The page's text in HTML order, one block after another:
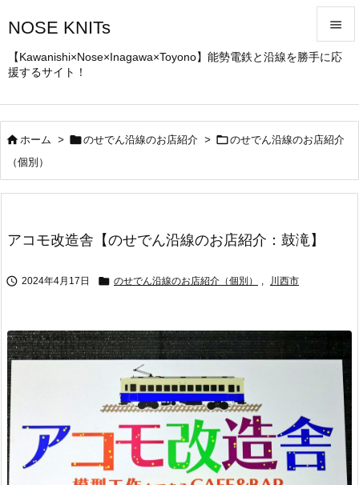
NOSE KNITs
【Kawanishi×Nose×Inagawa×Toyono】能勢電鉄と沿線を勝手に応
援するサイト！




ホーム > のせでん沿線のお店紹介 > のせでん沿線のお店紹介
（個別）
アコモ改造舎【のせでん沿線のお店紹介：鼓滝】
 2024年4月17日  のせでん沿線のお店紹介（個別） , 川西市